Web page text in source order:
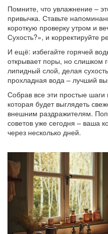
Помните, что увлажнение –
привычка. Ставьте
короткую проверку утром и
Сухость?», и корректируйте
И ещё: избегайте горячей
открывает поры, но слишком
липидный слой, делая
прохладная вода – лучший
Собрав все эти простые
которая будет выглядеть
внешним раздражителям.
советов уже сегодня – ваша
через несколько дней.